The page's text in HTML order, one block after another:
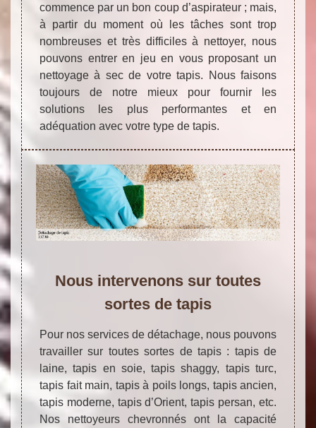
commence par un bon coup d’aspirateur ; mais,
à partir du moment où les tâches sont trop
nombreuses et très difficiles à nettoyer, nous
pouvons entrer en jeu en vous proposant un
nettoyage à sec de votre tapis. Nous faisons
toujours de notre mieux pour fournir les
solutions les plus performantes et en
adéquation avec votre type de tapis.
Nous intervenons sur toutes
sortes de tapis
Pour nos services de détachage, nous pouvons
travailler sur toutes sortes de tapis : tapis de
laine, tapis en soie, tapis shaggy, tapis turc,
tapis fait main, tapis à poils longs, tapis ancien,
tapis moderne, tapis d’Orient, tapis persan, etc.
Nos nettoyeurs chevronnés ont la capacité